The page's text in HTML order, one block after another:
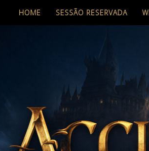
HOME SESSÃO RESERVADA